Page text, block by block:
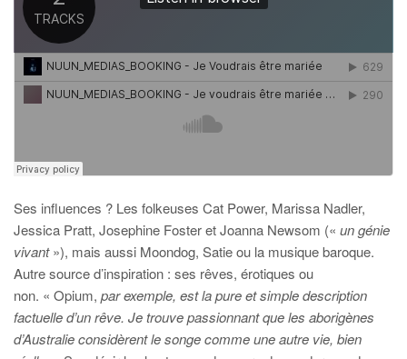
Ses influences ? Les folkeuses Cat Power, Marissa Nadler,
Jessica Pratt, Josephine Foster et Joanna Newsom (« un génie
vivant»), mais aussi Moondog, Satie ou la musique baroque.
Autre source d’inspiration : ses rêves, érotiques ou
non. « Opium, par exemple, est la pure et simple description
factuelle d’un rêve. Je trouve passionnant que les aborigènes
d’Australie considèrent le songe comme une autre vie, bien